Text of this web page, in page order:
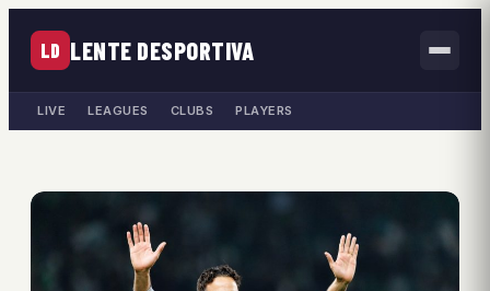
LD LENTE DESPORTIVA
LIVE LEAGUES CLUBS PLAYERS